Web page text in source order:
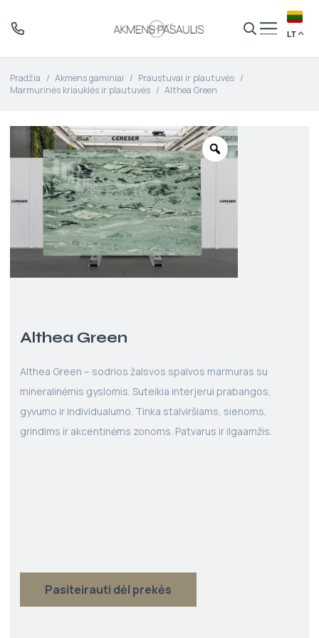
LT
Pradžia / Akmens gaminiai / Praustuvai ir plautuvės /
Marmurinės kriauklės ir plautuvės / Althea Green
Althea Green
Althea Green – sodrios žalsvos spalvos marmuras su
mineralinėmis gyslomis. Suteikia interjerui prabangos,
gyvumo ir individualumo. Tinka stalviršiams, sienoms,
grindims ir akcentinėms zonoms. Patvarus ir ilgaamžis.
Pasiteirauti dėl prekės